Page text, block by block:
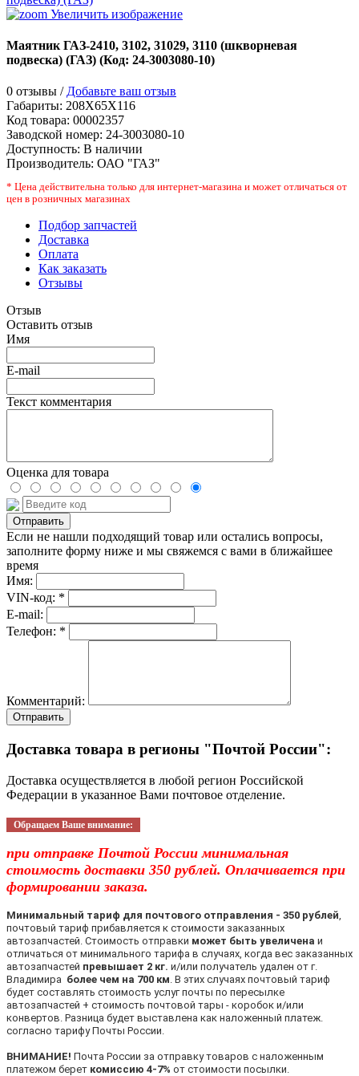
Увеличить изображение
Маятник ГАЗ-2410, 3102, 31029, 3110 (шкворневая
подвеска) (ГАЗ) (Код: 24-3003080-10)
0 отзывы / Добавьте ваш отзыв
Габариты: 208X65X116
Код товара: 00002357
Заводской номер: 24-3003080-10
Доступность: В наличии
Производитель: ОАО "ГАЗ"
* Цена действительна только для интернет-магазина и может отличаться от
цен в розничных магазинах
Подбор запчастей
Доставка
Оплата
Как заказать
Отзывы
Отзыв
Оставить отзыв
Имя
E-mail
Текст комментария
Оценка для товара
Если не нашли подходящий товар или остались вопросы,
заполните форму ниже и мы свяжемся с вами в ближайшее
время
Имя:
VIN-код: *
E-mail:
Телефон: *
Комментарий:
Отправить
Доставка товара в регионы "Почтой России":
Доставка осуществляется в любой регион Российской
Федерации в указанное Вами почтовое отделение.
Обращаем Ваше внимание:
при отправке Почтой России минимальная
стоимость доставки 350 рублей. Оплачивается при
формировании заказа.
Минимальный тариф для почтового отправления - 350 рублей
почтовый тариф прибавляется к стоимости заказанных
автозапчастей. Стоимость отправки может быть увеличена и
отличаться от минимального тарифа в случаях, когда вес заказанных
автозапчастей превышает 2 кг. и/или получатель удален от г.
Владимира более чем на 700 км . В этих случаях почтовый тариф
будет составлять стоимость услуг почты по пересылке
автозапчастей + стоимость почтовой тары - коробок и/или
конвертов. Разница будет выставлена как наложенный платеж.
согласно тарифу Почты России.
ВНИМАНИЕ! Почта России за отправку товаров с наложенным
платежом берет комиссию 4-7% от стоимости посылки.